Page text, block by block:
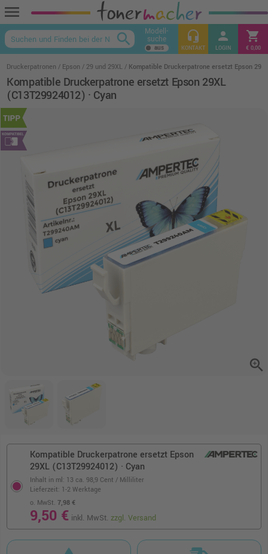
menu
keyboard_arrow_up
search Modell-
suche headset_mic
KONTAKT
person
LOGIN
shopping_cart
€ 0,00
Druckerpatronen Epson 29 und 29XL Kompatible Druckerpatrone ersetzt Epson
Kompatible Druckerpatrone ersetzt Epson 29XL
(C13T29924012) · Cyan
zoom_in
Kompatible Druckerpatrone ersetzt Epson
29XL (C13T29924012) · Cyan
Inhalt in ml: 13 ca. 98,9 Cent / Milliliter
o. MwSt.7,98 €
9,50 € inkl. MwSt.zzgl. Versand
Lieferzeit: 1-2 Werktage